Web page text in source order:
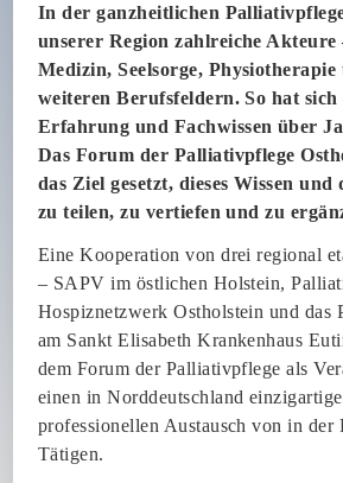
In der ganzheitlichen
unserer Region zahlreiche Akteure
Medizin, Seelsorge, Physiotherapie
weiteren Berufsfeldern. So hat sich
Erfahrung und Fachwissen über
Das Forum der Palliativpflege
das Ziel gesetzt, dieses Wissen
zu teilen, zu vertiefen und zu
Eine Kooperation von drei regional
– SAPV im östlichen Holstein,
Hospiznetzwerk Ostholstein und das
am Sankt Elisabeth Krankenhaus
dem Forum der Palliativpflege als
einen in Norddeutschland
professionellen Austausch von in der
Tätigen.